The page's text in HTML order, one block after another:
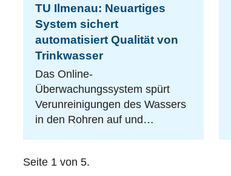
TU Ilmenau: Neuartiges
System sichert
automatisiert Qualität von
Trinkwasser
Das Online-
Überwachungssystem spürt
Verunreinigungen des Wassers
in den Rohren auf und…
Seite 1 von 5.